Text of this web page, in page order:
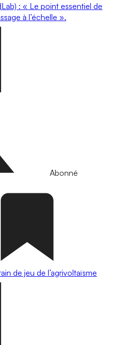
: « Le point essentiel de
à l’échelle ».
Abonné
de jeu de l’agrivoltaïsme